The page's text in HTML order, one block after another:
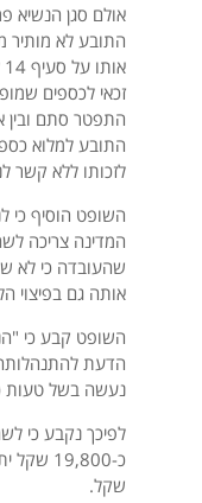
אולם סגן
התובע לא
זכאי לכספים
התפטר סתם ובין
התובע למלוא
לזכותו ללא קשר
השופט הוסיף כי
המדינה צריכה
שהעובדה כי לא
אותה גם בפיצוי
השופט קבע כי
הדעת
נעשה בשל טעות
לפיכך נקבע כי
שקל.